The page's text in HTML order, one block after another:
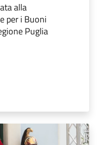
alla
per i Buoni
Puglia